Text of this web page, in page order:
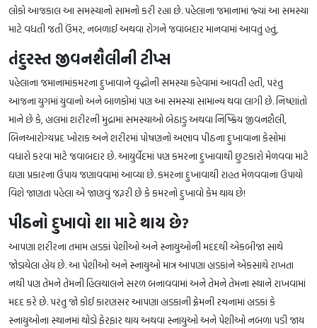
લોકો આજકાલ આ સમસ્યાનો સામનો કરી રહ્યા છે. પહેલાના જમાનામાં જ્યાં આ સમસ્યા
માટે વધતી જતી ઉંમર, નબળાઈ અથવા રોગને જવાબદાર માનવામાં આવતું હતું,
તંદુરસ્ત જીવનશૈલીની ટીપ્સ
પહેલાના જમાનામાંકમરના દુખાવાને વૃદ્ધોની સમસ્યા કહેવામાં આવતી હતી, પરંતુ
આજના યુગમાં યુવાનો અને બાળકોમાં પણ આ સમસ્યા સામાન્ય થવા લાગી છે. નિષ્ણાંતો
માને છે કે, હાલમાં શરીરની મુદ્રામાં સમસ્યાઓ બેઠાડુ અથવા નિષ્ક્રિય જીવનશૈલી,
બિનઆરોગ્યપ્રદ ખોરાક અને શરીરમાં પોષણનો અભાવ પીઠના દુખાવાના કેસોમાં
વધારો કરવા માટે જવાબદાર છે. આયુર્વેદમાં પણ કમરના દુખાવાથી છુટકારો મેળવવા માટે
ઘણા પ્રકારના ઉપાય જણાવવામાં આવ્યા છે. કમરના દુખાવાથી રાહત મેળવવાના ઉપાયો
વિશે જાણતા પહેલા એ જાણવું જરૂરી છે કે કમરનો દુખાવો કેમ થાય છે!
પીઠનો દુખાવો શા માટે થાય છે?
આપણા શરીરના તમામ હાડકાં પેશીઓ અને સ્નાયુઓની મદદથી એકબીજા સાથે
જોડાયેલા હોય છે. આ પેશીઓ અને સ્નાયુઓ માત્ર આપણા હાડકાંને એકસાથે રાખતા
નથી પણ તેમને તેમની હિલચાલને સરળ બનાવવામાં અને તેમને તેમના સ્થાને રાખવામાં
મદદ કરે છે. પરંતુ જો કોઈ કારણસર આપણા હાડકાની ફ્રેમની રચનામાં હાડકાં કે
સ્નાયુઓના સ્થાનમાં થોડો ફેરફાર થાય અથવા સ્નાયુઓ અને પેશીઓ નબળા પડી જાય